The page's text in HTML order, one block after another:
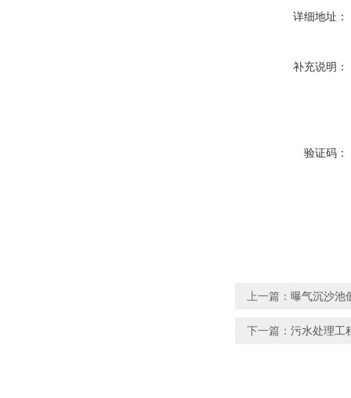
详细地址：
补充说明：
验证码：
上一篇： 曝气沉沙池
下一篇： 污水处理工